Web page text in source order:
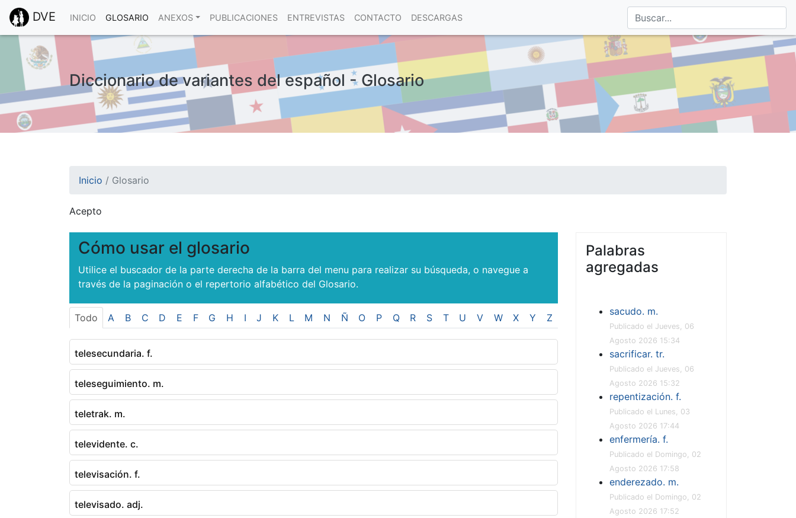
DVE INICIO GLOSARIO ANEXOS PUBLICACIONES ENTREVISTAS CONTACTO DESCARGAS
Diccionario de variantes del español - Glosario
Inicio / Glosario
Acepto
Esto nos ayuda a recolectar estadísticas de las visitas.
Cómo usar el glosario
Utilice el buscador de la parte derecha de la barra del menu para realizar su búsqueda, o navegue a
través de la paginación o el repertorio alfabético del Glosario.
Todo A B C D E F G H I J K L M N Ñ O P Q R S T U V W X Y Z
telesecundaria. f.
teleseguimiento. m.
teletrak. m.
televidente. c.
televisación. f.
televisado. adj.
Palabras
agregadas
sacudo. m.
Publicado el Jueves, 06
Agosto 2026 15:34
sacrificar. tr.
Publicado el Jueves, 06
Agosto 2026 15:32
repentización. f.
Publicado el Lunes, 03
Agosto 2026 17:44
enfermería. f.
Publicado el Domingo, 02
Agosto 2026 17:58
enderezado. m.
Publicado el Domingo, 02
Agosto 2026 17:52